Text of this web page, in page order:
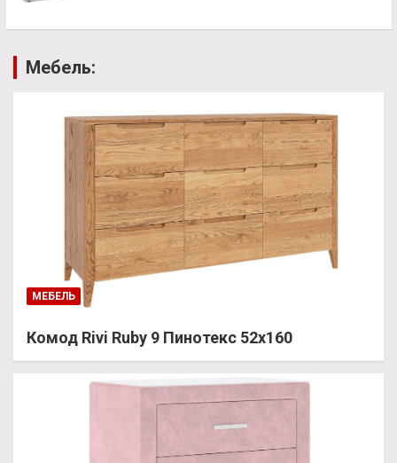
Мебель:
МЕБЕЛЬ
Комод Rivi Ruby 9 Пинотекс 52х160